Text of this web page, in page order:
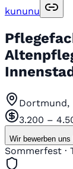
kununu
Dortmund,
3.200 –
Wir bewerben uns
Sommerfest ·